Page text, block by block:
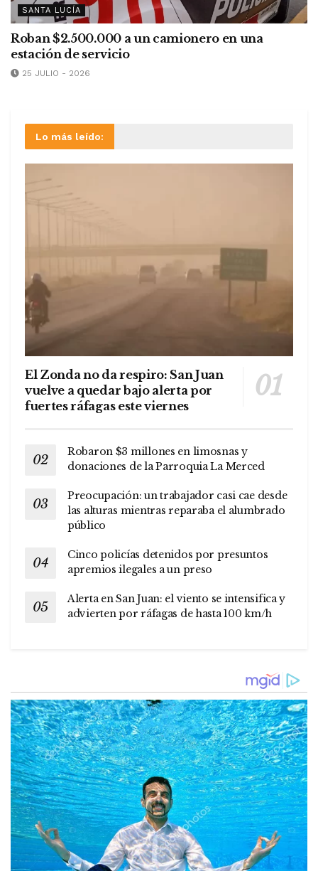
SANTA LUCÍA
Roban $2.500.000 a un camionero en una
estación de servicio
25 JULIO - 2026
Lo más leído:
El Zonda no da respiro: San Juan
vuelve a quedar bajo alerta por
fuertes ráfagas este viernes
Robaron $3 millones en limosnas y
donaciones de la Parroquia La Merced
Preocupación: un trabajador casi cae desde
las alturas mientras reparaba el alumbrado
público
Cinco policías detenidos por presuntos
apremios ilegales a un preso
Alerta en San Juan: el viento se intensifica y
advierten por ráfagas de hasta 100 km/h